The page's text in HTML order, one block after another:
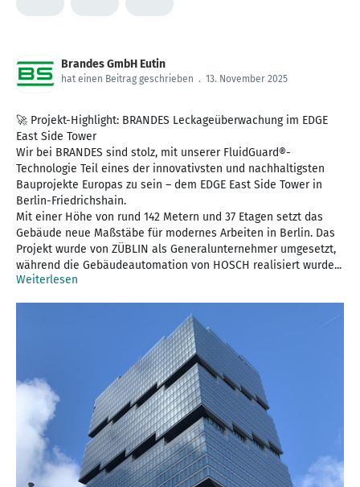
Brandes GmbH Eutin
hat einen Beitrag geschrieben . 13. November 2025
🚀 Projekt-Highlight: BRANDES Leckageüberwachung im EDGE
East Side Tower
Wir bei BRANDES sind stolz, mit unserer FluidGuard®-
Technologie Teil eines der innovativsten und nachhaltigsten
Bauprojekte Europas zu sein – dem EDGE East Side Tower in
Berlin-Friedrichshain.
Mit einer Höhe von rund 142 Metern und 37 Etagen setzt das
Gebäude neue Maßstäbe für modernes Arbeiten in Berlin. Das
Projekt wurde von ZÜBLIN als Generalunternehmer umgesetzt,
während die Gebäudeautomation von HOSCH realisiert wurde...
Weiterlesen